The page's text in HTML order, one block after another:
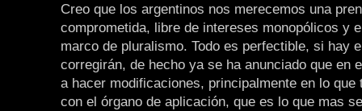
Creo que los argentinos nos merecemos una
comprometida, libre de intereses monopólicos y
marco de pluralismo. Todo es perfectible, si hay
corregirán, de hecho ya se ha anunciado que en
a hacer modificaciones, principalmente en lo que
con el órgano de aplicación, que es lo que mas